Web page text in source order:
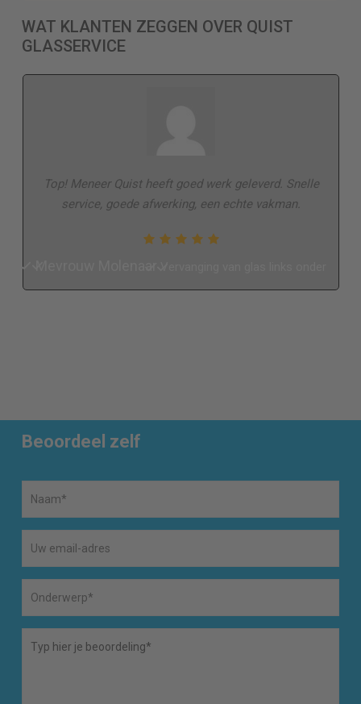
WAT KLANTEN ZEGGEN OVER QUIST
GLASSERVICE
Top! Meneer Quist heeft goed werk geleverd. Snelle
service, goede afwerking, een echte vakman.
Beoordeel zelf